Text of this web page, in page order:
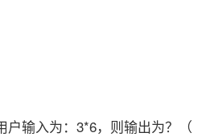
户输入为：3*6，则输出为？（